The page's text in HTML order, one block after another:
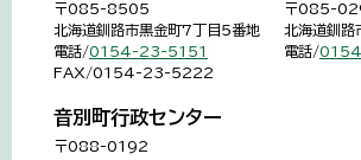
〒085-8505
北海道釧路市黒金町7丁目5番地
電話/0154-23-5151
FAX/0154-23-5222
〒085-
北海道釧路
電話/
音別町行政センター
〒088-0192